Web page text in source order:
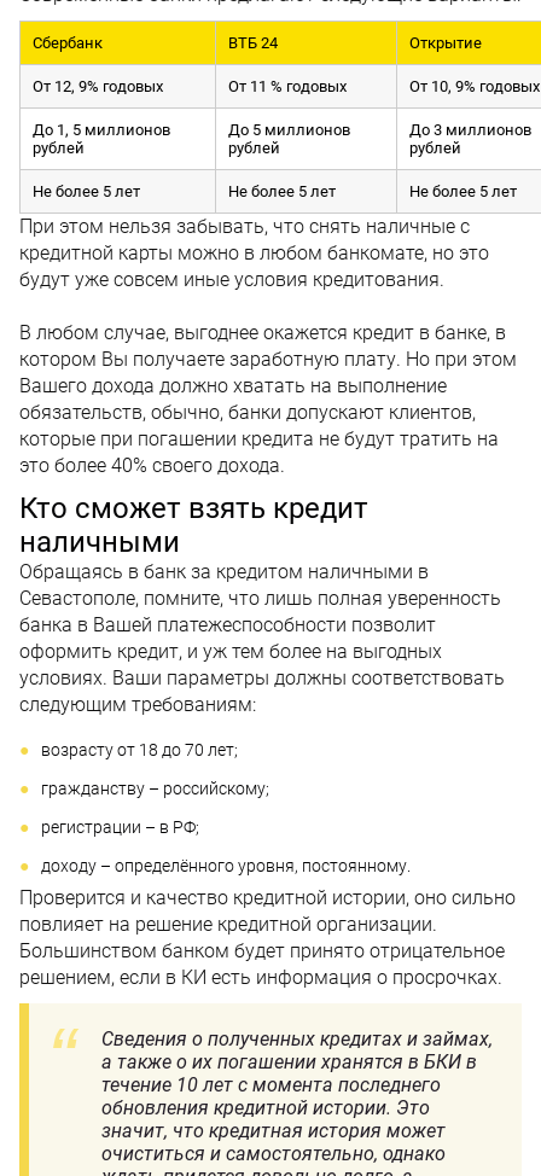
Сбербанк ВТБ 24 Открытие
От 12, 9% годовых От 11 % годовых От 10, 9% годовых
До 1, 5 миллионов
рублей
До 5 миллионов
рублей
До 3 миллионов
рублей
Не более 5 лет Не более 5 лет Не более 5 лет
При этом нельзя забывать, что снять наличные с
кредитной карты можно в любом банкомате, но это
будут уже совсем иные условия кредитования.
В любом случае, выгоднее окажется кредит в банке, в
котором Вы получаете заработную плату. Но при этом
Вашего дохода должно хватать на выполнение
обязательств, обычно, банки допускают клиентов,
которые при погашении кредита не будут тратить на
это более 40% своего дохода.
Кто сможет взять кредит
наличными
Обращаясь в банк за кредитом наличными в
Севастополе, помните, что лишь полная уверенность
банка в Вашей платежеспособности позволит
оформить кредит, и уж тем более на выгодных
условиях. Ваши параметры должны соответствовать
следующим требованиям:
возрасту от 18 до 70 лет;
гражданству – российскому;
регистрации – в РФ;
доходу – определённого уровня, постоянному.
Проверится и качество кредитной истории, оно сильно
повлияет на решение кредитной организации.
Большинством банком будет принято отрицательное
решением, если в КИ есть информация о просрочках.
Сведения о полученных кредитах и займах,
а также о их погашении хранятся в БКИ в
течение 10 лет с момента последнего
обновления кредитной истории. Это
значит, что кредитная история может
очиститься и самостоятельно, однако